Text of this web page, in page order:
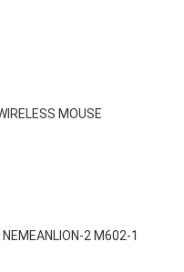
MOUSE
2 M602-1